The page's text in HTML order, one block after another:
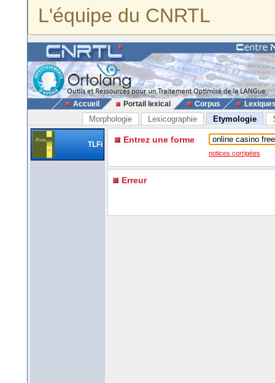
L'équipe du CNRTL
Accueil Portail lexical Corpus
Morphologie Lexicographie Etymologie
TLFi Entrez une forme
notices corrigées
Erreur